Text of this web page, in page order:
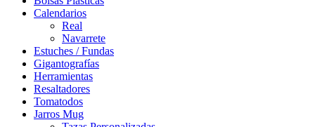
Calendarios
Real
Navarrete
Estuches / Fundas
Gigantografías
Herramientas
Resaltadores
Tomatodos
Jarros Mug